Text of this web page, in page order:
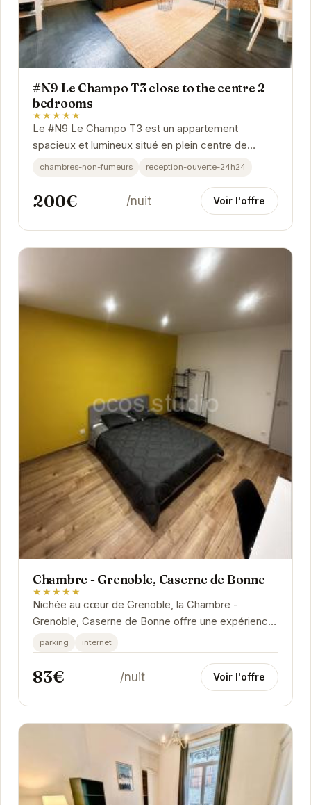
#N9 Le Champo T3 close to the centre 2
bedrooms
★★★★★
Le #N9 Le Champo T3 est un appartement
spacieux et lumineux situé en plein centre de
Grenoble. Il est idéal pour les familles ou les
groupes d'amis...
chambres-non-fumeurs reception-ouverte-24h24
200€ /nuit Voir l'offre
Chambre - Grenoble, Caserne de Bonne
★★★★★
Nichée au cœur de Grenoble, la Chambre -
Grenoble, Caserne de Bonne offre une expérience
unique. Imprégnée d'histoire, cette ancienne
caserne...
parking internet
83€ /nuit Voir l'offre